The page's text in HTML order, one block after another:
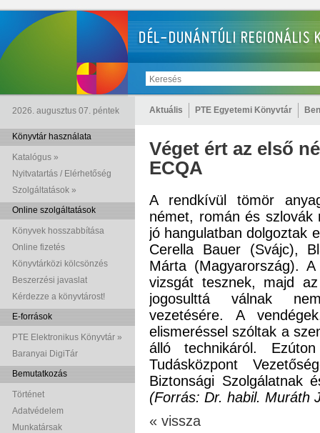
2026. augusztus 07. péntek Aktuális PTE Egyetemi Könyvtár
Könyvtár használata
Katalógus »
Nyitvatartás / Elérhetőség
Szolgáltatások »
Online szolgáltatások
Könyvek hosszabbítása
Online fizetés
Könyvtárközi kölcsönzés
Beszerzési javaslat
Kérdezze a könyvtárost!
E-források
PTE Elektronikus Könyvtár »
Baranyai DigiTár
Bemutatkozás
Történet
Adatvédelem
Munkatársak
Véget ért az első
ECQA
A rendkívül tömör
német, román és szlovák
jó hangulatban dolgoztak
Cerella Bauer (Svájc),
Márta (Magyarország).
vizsgát tesznek, majd
jogosulttá válnak
vezetésére. A
elismeréssel szóltak a
álló technikáról.
Tudásközpont
Biztonsági Szolgálatnak
(Forrás: Dr. habil. Muráth
« vissza